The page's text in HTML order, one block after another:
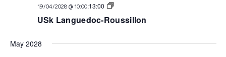
19/04/2028 @ 10:00:13:00
USk
USk Languedoc-Roussillon
May 2028